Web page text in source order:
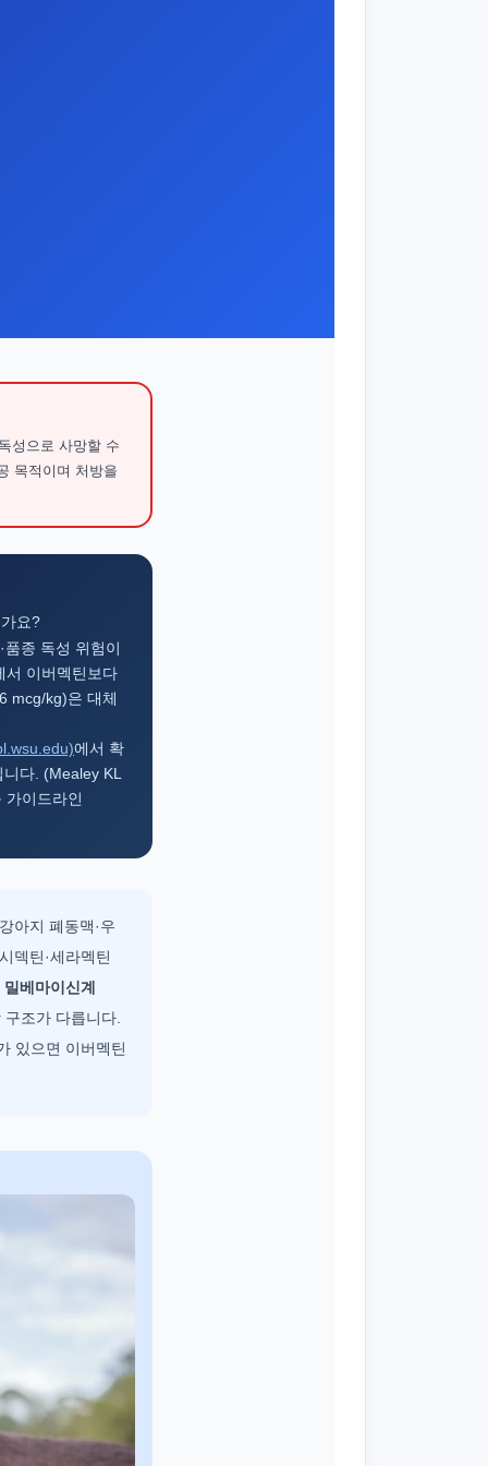
성으로 사망할 수
목적이며 처방을
요?
종 독성 위험이
서 이버멕틴보다
mcg/kg)은 대체
에서 확
다. (Mealey KL
이드라인
아지 폐동맥·우
덱틴·세라멕틴
밀베마이신계
조가 다릅니다.
있으면 이버멕틴